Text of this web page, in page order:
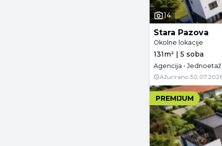
14
Stara Pazova
Okolne lokacije
131m² | 5 soba
Agencija •
Ažurirano
PREMIJUM